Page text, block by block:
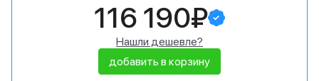
116 190₽
Нашли дешевле?
добавить в корзину